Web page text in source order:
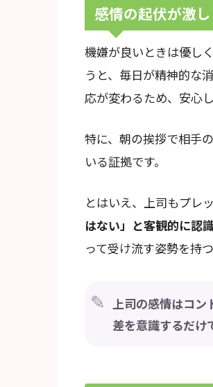
感情の起伏が激
機嫌が良いときは優し
うと、毎日が精神的な
応が変わるため、安心
特に、朝の挨拶で相手
いる証拠です。
とはいえ、上司もプレ
はない」と客観的に認
って受け流す姿勢を持
上司の感情はコン
差を意識するだけ